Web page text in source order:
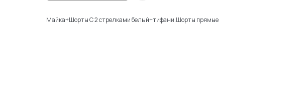
Майка+Шорты С 2 стрелками белый+тифани.Шорты прямые